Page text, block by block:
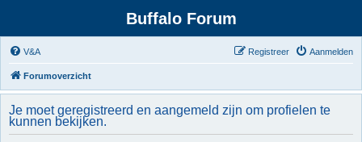
Buffalo Forum
V&A Aanmelden
Registreer
Forumoverzicht
Je moet geregistreerd en aangemeld zijn om profielen te
kunnen bekijken.